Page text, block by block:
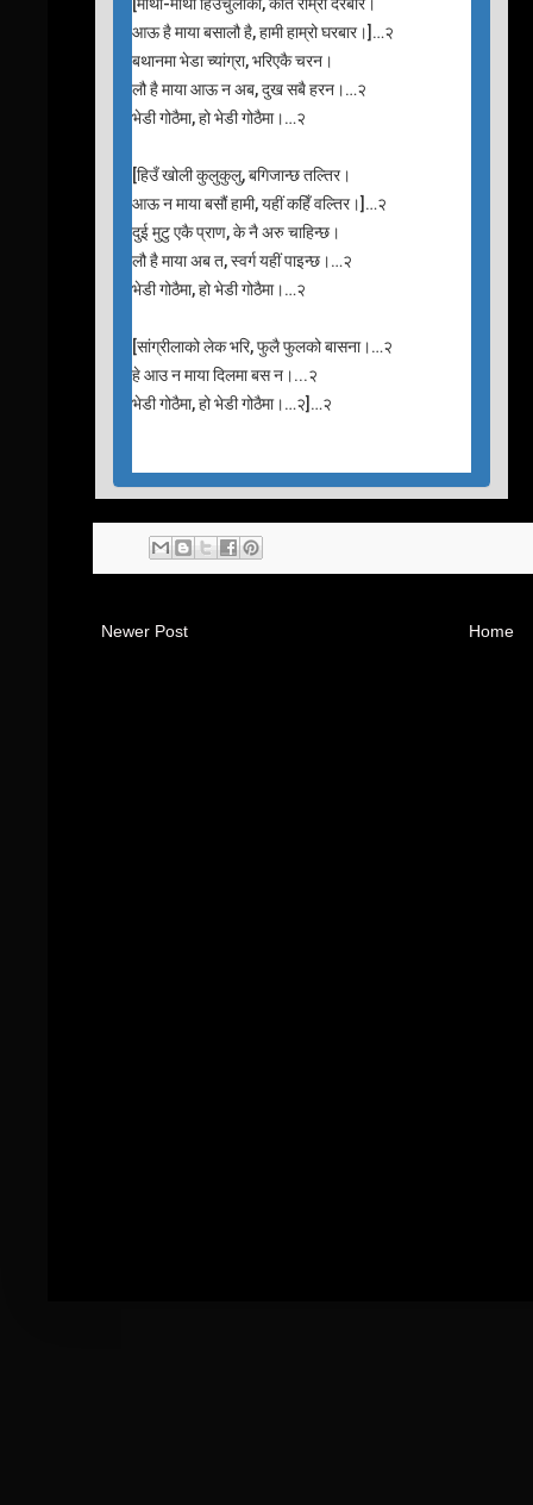
आऊ है माया बसालौ है, हामी हाम्रो घरबार।]…२
बथानमा भेडा च्यांग्रा, भरिएकै चरन।
लौ है माया आऊ न अब, दुख सबै हरन।…२
भेडी गोठैमा, हो भेडी गोठैमा।…२
[हिउँ खोली कुलुकुलु, बगिजान्छ तल्तिर।
आऊ न माया बसौं हामी, यहीं कहिँ वल्तिर।]…२
दुई मुटु एकै प्राण, के नै अरु चाहिन्छ।
लौ है माया अब त, स्वर्ग यहीं पाइन्छ।…२
भेडी गोठैमा, हो भेडी गोठैमा।…२
[सांग्रीलाको लेक भरि, फुलै फुलको बासना।…२
हे आउ न माया दिलमा बस न।...२
भेडी गोठैमा, हो भेडी गोठैमा।…२]…२
Newer Post Home